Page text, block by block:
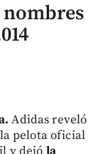
Adidas reveló
pelota oficial